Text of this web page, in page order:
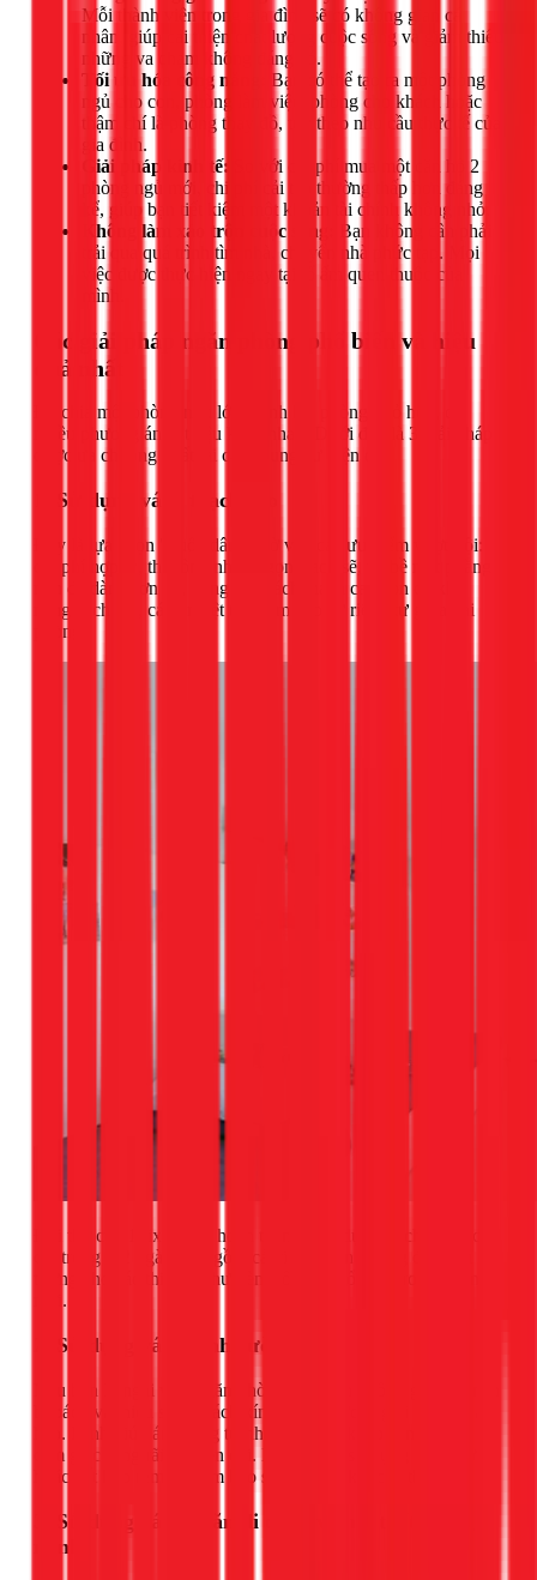
Mỗi thành viên trong gia đình sẽ có không gian cá
nhân, giúp cải thiện chất lượng cuộc sống và giảm thiểu
những va chạm không đáng có.
Tối ưu hóa công năng:
Bạn có thể tạo ra một phòng
ngủ cho con, phòng làm việc, phòng cho khách hoặc
thậm chí là phòng thay đồ, tùy theo nhu cầu thực tế của
gia đình.
Giải pháp kinh tế:
So với chi phí mua một căn hộ 2
phòng ngủ mới, chi phí cải tạo thường thấp hơn đáng
kể, giúp bạn tiết kiệm một khoản tài chính không nhỏ.
Không làm xáo trộn cuộc sống:
Bạn không cần phải
trải qua quá trình tìm nhà, chuyển nhà phức tạp. Mọi
việc được thực hiện ngay tại tổ ấm quen thuộc của
mình.
Các giải pháp ngăn phòng phổ biến và hiệu
quả nhất
Để chia một phòng ngủ lớn thành hai phòng nhỏ hơn, có
nhiều phương án vật liệu khác nhau. Dưới đây là 3 giải pháp
được ưa chuộng nhất tại các chung cư hiện đại.
1. Sử dụng vách thạch cao
Đây là lựa chọn "quốc dân" nhờ vào các ưu điểm vượt trội:
chi phí hợp lý, thi công nhanh gọn, sạch sẽ, và bề mặt phẳng
mịn dễ dàng sơn bả, trang trí. Vách thạch cao còn có khả
năng cách âm, cách nhiệt tốt, đảm bảo sự riêng tư giữa hai
phòng.
Đội thợ của 1Fix có thể hoàn thành việc dựng vách thạch cao
chỉ trong 1-2 ngày, bao gồm cả việc đi sẵn đường điện âm
tường cho các thiết bị như đèn, công tắc, ổ cắm trong phòng
mới.
2. Sử dụng vách kính cường lực
Nếu bạn lo ngại việc ngăn phòng sẽ khiến không gian trở nên
bí bách và thiếu sáng, vách kính cường lực là giải pháp hoàn
hảo. Kính giúp ánh sáng tự nhiên lan tỏa khắp căn hộ, tạo
cảm giác rộng rãi và hiện đại. Bạn có thể sử dụng kính mờ
hoặc kết hợp rèm để đảm bảo sự riêng tư khi cần thiết.
3. Sử dụng vách ngăn di động và nội thất thông
minh